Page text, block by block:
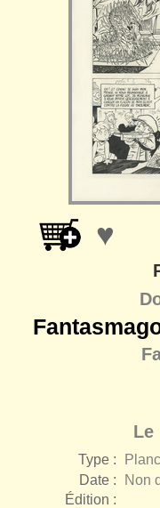
♥
Le
Type :
Date :
Non
Édition :